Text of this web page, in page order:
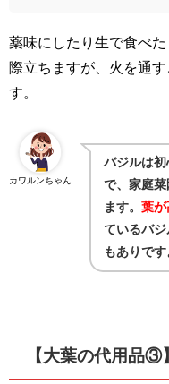
薬味にしたり生で食べ
際立ちますが、火を通
す。
カワルンちゃん
バジルは
で、家庭
ます。葉が
ているバ
もありです
【大葉の代用品③